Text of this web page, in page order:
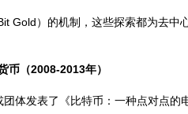
Gold）的机制，这些探索都为去中
币（2008-2013年）
团体发表了《比特币：一种点对点